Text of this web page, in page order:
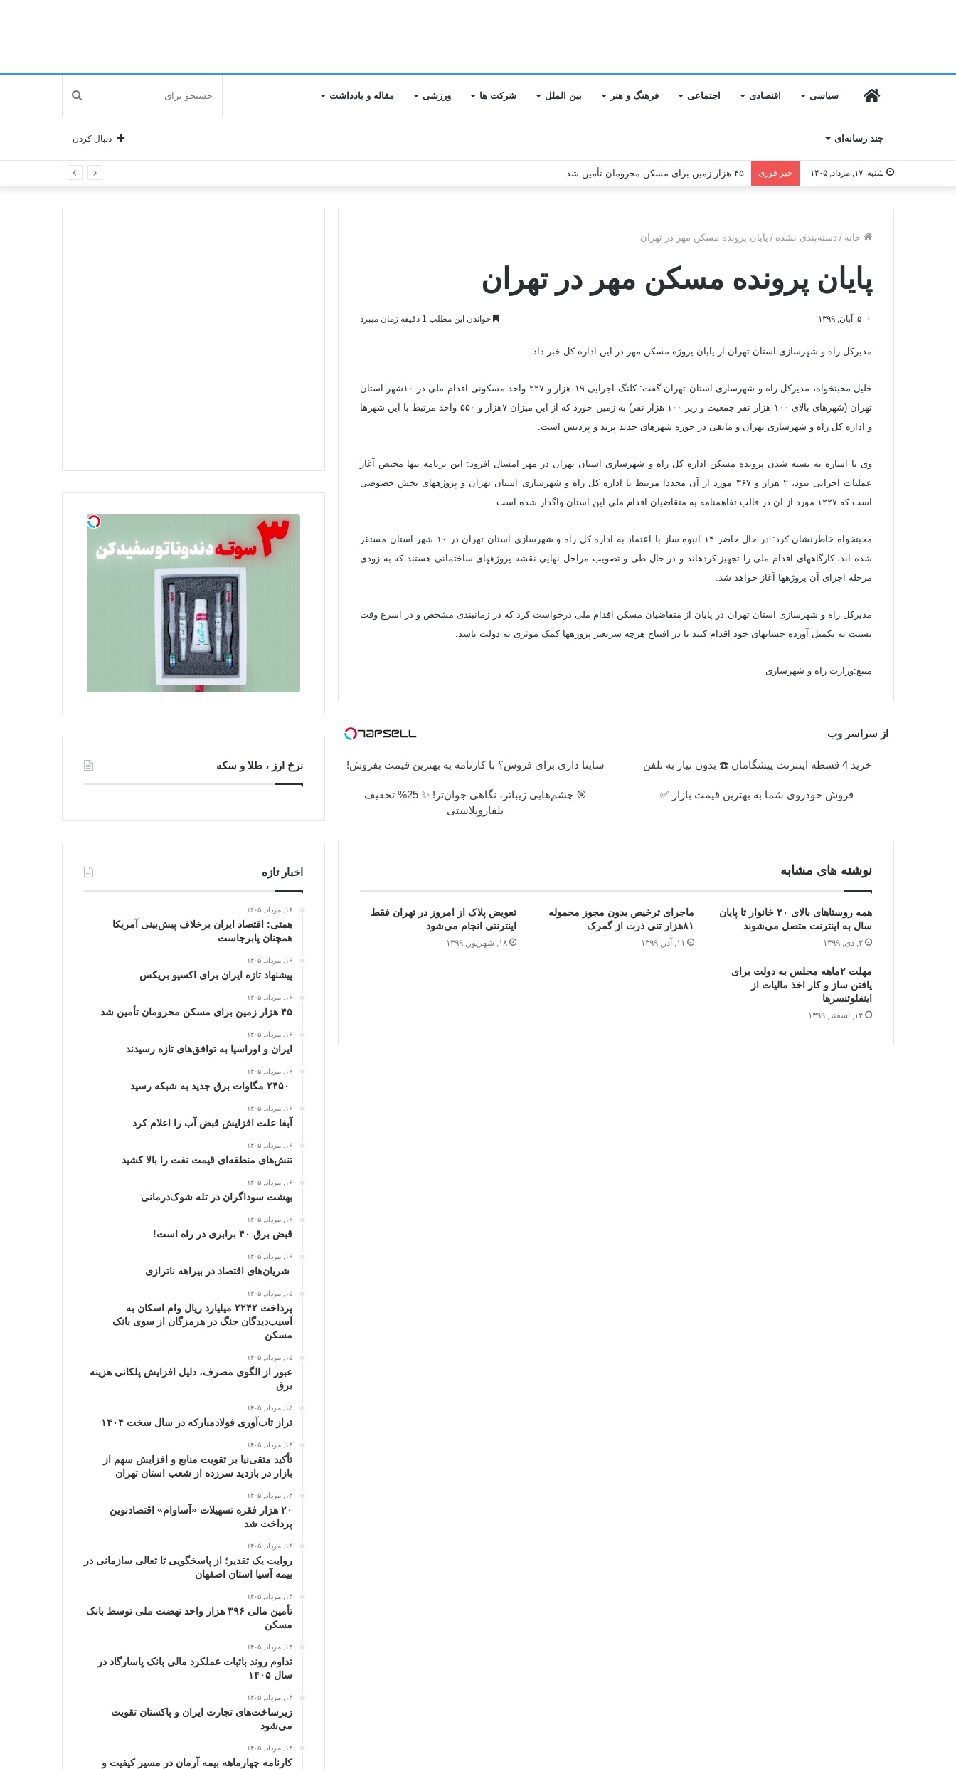
سیاسی اقتصادی اجتماعی فرهنگ و هنر بین الملل شرکت ها ورزشی مقاله و یادداشت
چند رسانه‌ای دنبال کردن
شنبه, ۱۷, مرداد, ۱۴۰۵ خبر فوری ۴۵ هزار زمین برای مسکن محرومان تأمین شد
خانه / دسته‌بندی نشده / پایان پرونده مسکن مهر در تهران
پایان پرونده مسکن مهر در تهران
۵, آبان, ۱۳۹۹ خواندن این مطلب 1 دقیقه زمان میبرد
مدیرکل راه و شهرسازی استان تهران از پایان پروژه مسکن مهر در این اداره کل خبر داد.
خلیل محبت‎خواه، مدیرکل راه و شهرسازی استان تهران گفت: کلنگ اجرایی ۱۹ هزار و ۲۲۷ واحد مسکونی اقدام ملی در ۱۰شهر استان
تهران (شهرهای بالای ۱۰۰ هزار نفر جمعیت و زیر ۱۰۰ هزار نفر) به زمین خورد که از این میزان ۷هزار و ۵۵۰ واحد مرتبط با این شهرها
و اداره کل راه و شهرسازی تهران و مابقی در حوزه شهرهای جدید پرند و پردیس است.
وی با اشاره به بسته شدن پرونده مسکن اداره کل راه و شهرسازی استان تهران در مهر امسال افزود: این برنامه تنها مختص آغاز
عملیات اجرایی نبود، ۲ هزار و ۳۶۷ مورد از آن مجددا مرتبط با اداره کل راه و شهرسازی استان تهران و پروژه‎های بخش خصوصی
است که ۱۲۲۷ مورد از آن در قالب تفاهم‎نامه به متقاضیان اقدام ملی این استان واگذار شده است.
محبت‎خواه خاطرنشان کرد: در حال حاضر ۱۴ انبوه ساز با اعتماد به اداره کل راه و شهرسازی استان تهران در ۱۰ شهر استان مستقر
شده اند، کارگاه‎های اقدام ملی را تجهیز کرده‎اند و در حال طی و تصویب مراحل نهایی نقشه پروژه‎های ساختمانی هستند که به زودی
مرحله اجرای آن پروژه‎ها آغاز خواهد شد.
مدیرکل راه و شهرسازی استان تهران در پایان از متقاضیان مسکن اقدام ملی درخواست کرد که در زمان‎بندی مشخص و در اسرع وقت
نسبت به تکمیل آورده حساب‎های خود اقدام کنند تا در افتتاح هرچه سریعتر پروژه‎ها کمک موثری به دولت باشد.
منبع:وزارت راه و شهرسازی
از سراسر وب
خرید 4 قسطه اینترنت پیشگامان ☎️ بدون نیاز به تلفن ساینا داری برای فروش؟ با کارنامه به بهترین قیمت بفروش!
فروش خودروی شما به بهترین قیمت بازار ✅
🎯 چشم‌هایی زیباتر، نگاهی جوان‌تر! ✨ 25% تخفیف
بلفاروپلاستی
نوشته های مشابه
همه روستاهای بالای ۲۰ خانوار تا پایان
سال به اینترنت متصل می‌شوند
۲, دی, ۱۳۹۹
ماجرای ترخیص بدون مجوز محموله
۸۱هزار تنی ذرت از گمرک
۱۱, آذر, ۱۳۹۹
تعویض پلاک از امروز در تهران فقط
اینترنتی انجام می‌شود
۱۸, شهریور, ۱۳۹۹
مهلت ۲ماهه مجلس به دولت برای
یافتن ساز و کار اخذ مالیات از
اینفلوئنسرها
۱۲, اسفند, ۱۳۹۹
نرخ ارز ، طلا و سکه
اخبار تازه
۱۶, مرداد, ۱۴۰۵
همتی: اقتصاد ایران برخلاف پیش‌بینی آمریکا
همچنان پابرجاست
۱۶, مرداد, ۱۴۰۵
پیشنهاد تازه ایران برای اکسپو بریکس
۱۶, مرداد, ۱۴۰۵
۴۵ هزار زمین برای مسکن محرومان تأمین شد
۱۶, مرداد, ۱۴۰۵
ایران و اوراسیا به توافق‌های تازه رسیدند
۱۶, مرداد, ۱۴۰۵
۱۶, مرداد, ۱۴۰۵
آبفا علت افزایش قبض آب را اعلام کرد
۱۶, مرداد, ۱۴۰۵
تنش‌های منطقه‌ای قیمت نفت را بالا کشید
۱۶, مرداد, ۱۴۰۵
بهشت سوداگران در تله شوک‌درمانی
۱۶, مرداد, ۱۴۰۵
قبض برق ۴۰ برابری در راه است!
۱۶, مرداد, ۱۴۰۵
شریان‌های اقتصاد در بیراهه ناترازی
۱۵, مرداد, ۱۴۰۵
پرداخت ۲۲۴۲ میلیارد ریال وام اسکان به
آسیب‌دیدگان جنگ در هرمزگان از سوی بانک
مسکن
۱۵, مرداد, ۱۴۰۵
عبور از الگوی مصرف، دلیل افزایش پلکانی هزینه
برق
۱۵, مرداد, ۱۴۰۵
تراز تاب‌آوری فولادمبارکه در سال سخت ۱۴۰۴
۱۴, مرداد, ۱۴۰۵
تأکید متقی‌نیا بر تقویت منابع و افزایش سهم از
بازار در بازدید سرزده از شعب استان تهران
۱۴, مرداد, ۱۴۰۵
۲۰ هزار فقره تسهیلات «آساوام» اقتصادنوین
پرداخت شد
۱۴, مرداد, ۱۴۰۵
روایت یک تقدیر؛ از پاسخگویی تا تعالی سازمانی در
بیمه آسیا استان اصفهان
۱۴, مرداد, ۱۴۰۵
تأمین مالی ۳۹۶ هزار واحد نهضت ملی توسط بانک
مسکن
۱۴, مرداد, ۱۴۰۵
تداوم روند باثبات عملکرد مالی بانک پاسارگاد در
سال ۱۴۰۵
۱۴, مرداد, ۱۴۰۵
زیرساخت‌های تجارت ایران و پاکستان تقویت
می‌شود
۱۴, مرداد, ۱۴۰۵
کارنامه چهارماهه بیمه آرمان در مسیر کیفیت و